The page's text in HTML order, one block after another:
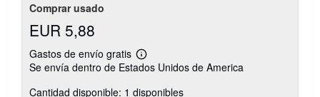
Comprar usado
EUR 5,88
Gastos de envío gratis
Más
información
las
Se envía dentro de Estados Unidos de America
Cantidad disponible: 1 disponibles